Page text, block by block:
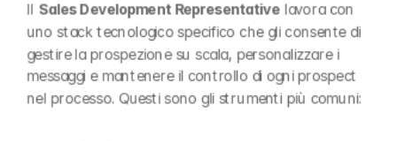
Il Sales Development Representative lavora con
uno stack tecnologico specifico che gli consente di
gestire la prospezione su scala, personalizzare i
messaggi e mantenere il controllo di ogni prospect
nel processo. Questi sono gli strumenti più comuni: